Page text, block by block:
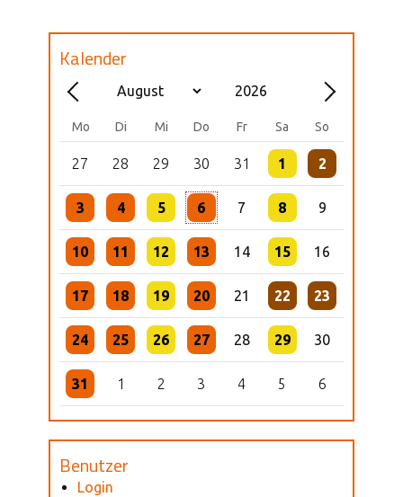
Kalender
Mo Di Mi Do Fr Sa So
27 28 29 30 31 1 2
3 4 5 6 7 8 9
10 11 12 13 14 15 16
17 18 19 20 21 22 23
24 25 26 27 28 29 30
31 1 2 3 4 5 6
Benutzer
Login